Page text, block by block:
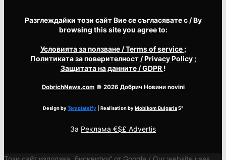
Разглеждайки този сайт Вие се съгласявате с / By
browsing this site you agree to:
Условията за ползване/ Terms of service ;
Политиката за поверителност/ Privacy Policy ;
Защитата на данните/ GDPR !
DobrichNews.com © 2026 Добрич Новини novini
Design byTemplateify | Realisation byMobikom Bulgaria5³
За Реклама €$£ Advertis